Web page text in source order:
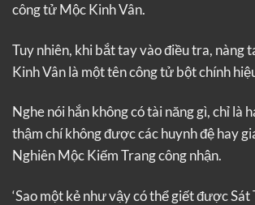
công tử Mộc Kinh Vân.
Tuy nhiên, khi bắt tay vào điều tra, nàng
Kinh Vân là một tên công tử bột chính
Nghe nói hắn không có tài năng gì, chỉ là
thậm chí không được các huynh đệ hay
Nghiên Mộc Kiếm Trang công nhận.
‘Sao một kẻ như vậy có thể giết được Sát